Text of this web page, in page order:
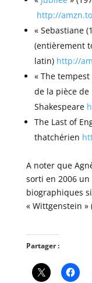
http://
« Sebastiane
(entièrement
latin) http://
« The
de la pièce de
Shakespeare
The Last of
thatchérien
A noter que
sorti en 2006
biographiques
« Wittgenstein »
Partager :